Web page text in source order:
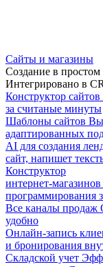
Сайты и магазины
Создание в
Интегрировано в
Конструктор сайтов
за считаные минуты
Шаблоны сайтов
адаптированных
AI для создания
сайт, напишет
Конструктор
интернет-магазинов
программирования
Все каналы продаж
удобно
Онлайн-запись
и бронирования
Складской учет